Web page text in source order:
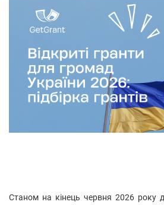
Станом на кінець червня 2026 року